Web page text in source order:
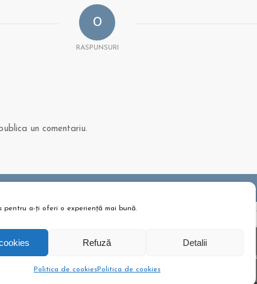
pentru a-ți oferi o experiență mai bună.
Refuză Detalii
Politica de cookiesPolitica de cookies
0
RASPUNSURI
un comentariu.
copii? Sunt bune
Dă clic pentru a accepta cookie-
urile pentru marketing și pentru a
activa acest conținut